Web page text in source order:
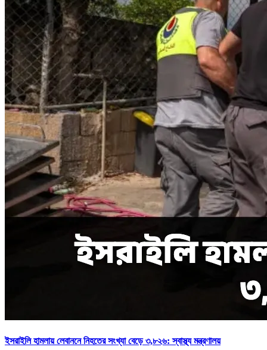
ইসরাইলি হামলায় লেবাননে নিহতের সংখ্যা বেড়ে ৩,৮২৬: স্বাস্থ্য মন্ত্রণালয়